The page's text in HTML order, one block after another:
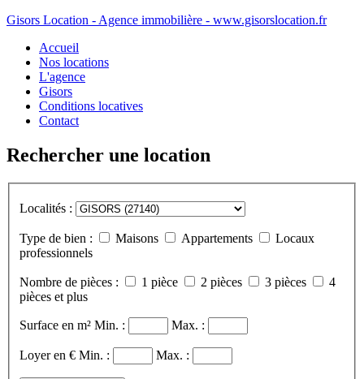
Gisors Location - Agence immobilière - www.gisorslocation.fr
Accueil
Nos locations
L'agence
Gisors
Conditions locatives
Contact
Rechercher une location
Localités :
Type de bien : Maisons Appartements
Locaux
professionnels
Nombre de pièces : 1 pièce 2 pièces 3 pièces
4
pièces et plus
Surface en m² Min. : Max. :
Loyer en € Min. : Max. :